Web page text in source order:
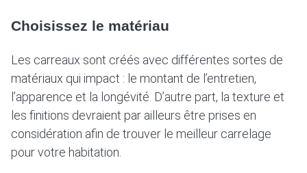
Choisissez le matériau
Les carreaux sont créés avec différentes sortes de
matériaux qui impact : le montant de l’entretien,
l’apparence et la longévité. D’autre part, la texture et
les finitions devraient par ailleurs être prises en
considération afin de trouver le meilleur carrelage
pour votre habitation.